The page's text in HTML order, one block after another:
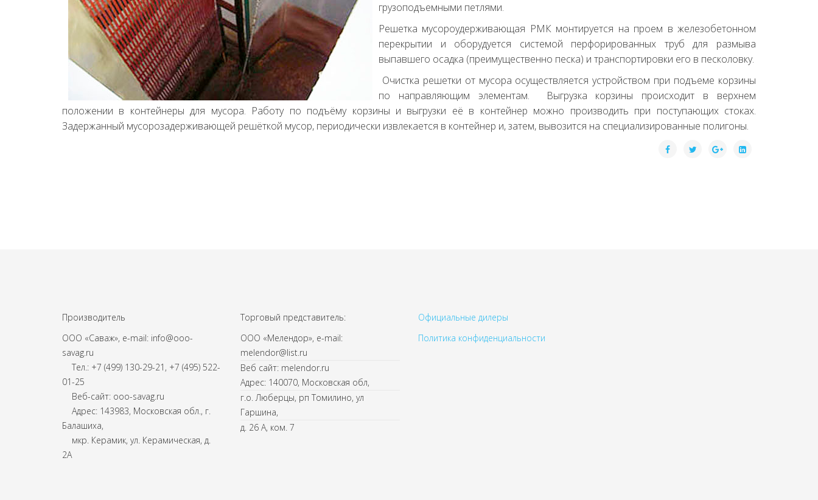
грузоподъемными петлями.
Решетка мусороудерживающая РМК монтируется на проем в железобетонном
перекрытии и оборудуется системой перфорированных труб для размыва
выпавшего осадка (преимущественно песка) и транспортировки его в песколовку.
Очистка решетки от мусора осуществляется устройством при подъеме корзины
по направляющим элементам. Выгрузка корзины происходит в верхнем
положении в контейнеры для мусора. Работу по подъёму корзины и выгрузки её в контейнер можно производить при поступающих стоках.
Задержанный мусорозадерживающей решёткой мусор, периодически извлекается в контейнер и, затем, вывозится на специализированные полигоны.
Производитель
ООО «Саваж», e-mail: info@ooo-
savag.ru
Тел.: +7 (499) 130-29-21, +7 (495) 522-
01-25
Веб-сайт: ooo-savag.ru
Адрес: 143983, Московская обл., г.
Балашиха,
мкр. Керамик, ул. Керамическая, д.
2А
Торговый представитель:
ООО «Мелендор», e-mail:
melendor@list.ru
Веб сайт: melendor.ru
Адрес: 140070, Московская обл,
г.о. Люберцы, рп Томилино, ул
Гаршина,
д. 26 А, ком. 7
Официальные дилеры
Политика конфиденциальности